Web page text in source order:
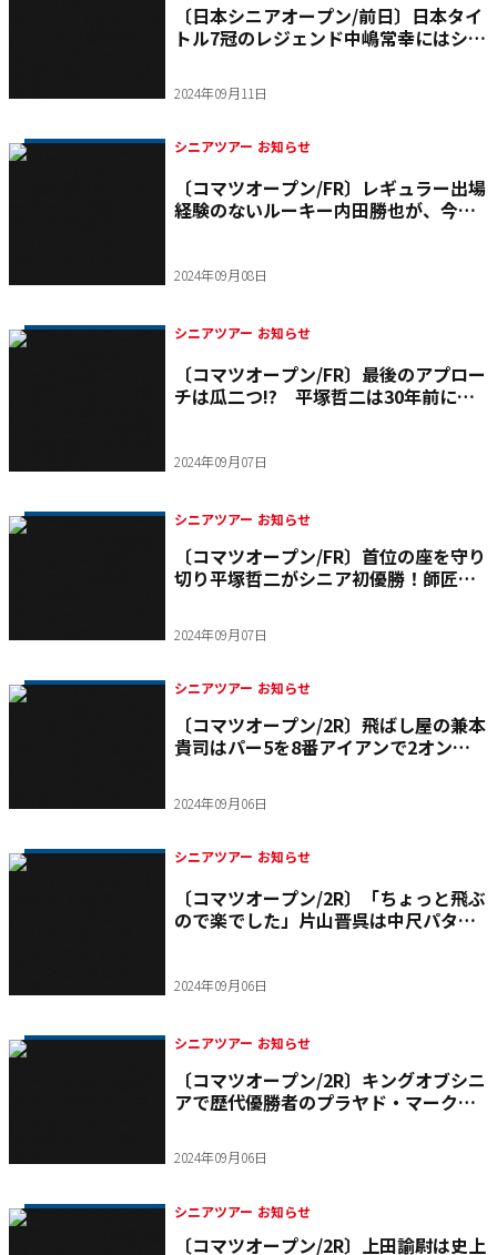
〔日本シニアオープン/前日〕日本タイ
トル7冠のレジェンド中嶋常幸にはシニ
2024年09月11日
シニアツアー お知らせ
〔コマツオープン/FR〕レギュラー出場
経験のないルーキー内田勝也が、今季
2024年09月08日
シニアツアー お知らせ
〔コマツオープン/FR〕最後のアプロー
チは瓜二つ!? 平塚哲二は30年前に師
2024年09月07日
シニアツアー お知らせ
〔コマツオープン/FR〕首位の座を守り
切り平塚哲二がシニア初優勝！師匠が
タイトル
2024年09月07日
シニアツアー お知らせ
〔コマツオープン/2R〕飛ばし屋の兼本
貴司はパー5を8番アイアンで2オンイ
目を目指す
2024年09月06日
シニアツアー お知らせ
〔コマツオープン/2R〕「ちょっと飛ぶ
ので楽でした」片山晋呉は中尺パター
2024年09月06日
シニアツアー お知らせ
〔コマツオープン/2R〕キングオブシニ
アで歴代優勝者のプラヤド・マークセ
2024年09月06日
シニアツアー お知らせ
〔コマツオープン/2R〕上田諭尉は史上